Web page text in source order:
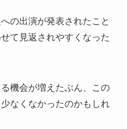
の出演が発表されたこと
て見返されやすくなった
機会が増えたぶん、この
なくなかったのかもしれ